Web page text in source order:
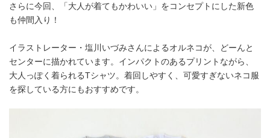
さらに今回、「大人が着てもかわいい」をコンセプトにした新色
も仲間入り！
イラストレーター・塩川いづみさんによるオルネコが、どーんと
センターに描かれています。インパクトのあるプリントながら、
大人っぽく着られるTシャツ。着回しやすく、可愛すぎないネコ服
を探している方にもおすすめです。